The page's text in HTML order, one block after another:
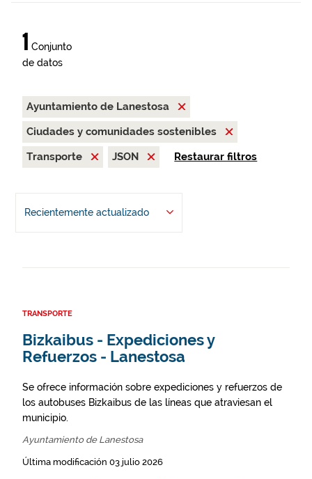
1 Conjunto
de datos
Ayuntamiento de Lanestosa
Ciudades y comunidades sostenibles
Transporte
JSON Restaurar filtros
Recientemente actualizado
TRANSPORTE
Bizkaibus - Expediciones y
Refuerzos - Lanestosa
Se ofrece información sobre expediciones y refuerzos de
los autobuses Bizkaibus de las líneas que atraviesan el
municipio.
Ayuntamiento de Lanestosa
Última modificación 03 julio 2026